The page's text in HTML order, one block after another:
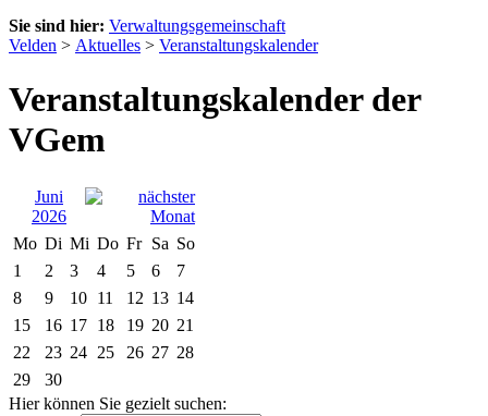
Sie sind hier: Verwaltungsgemeinschaft
Velden > Aktuelles > Veranstaltungskalender
Veranstaltungskalender der
VGem
Juni
2026
Mo Di Mi Do Fr Sa So
1
2 3 4 5 6
7
8
9 10 11 12 13 14
15
16 17 18 19 20 21
22
23 24 25 26 27 28
29
30
Hier können Sie gezielt suchen: